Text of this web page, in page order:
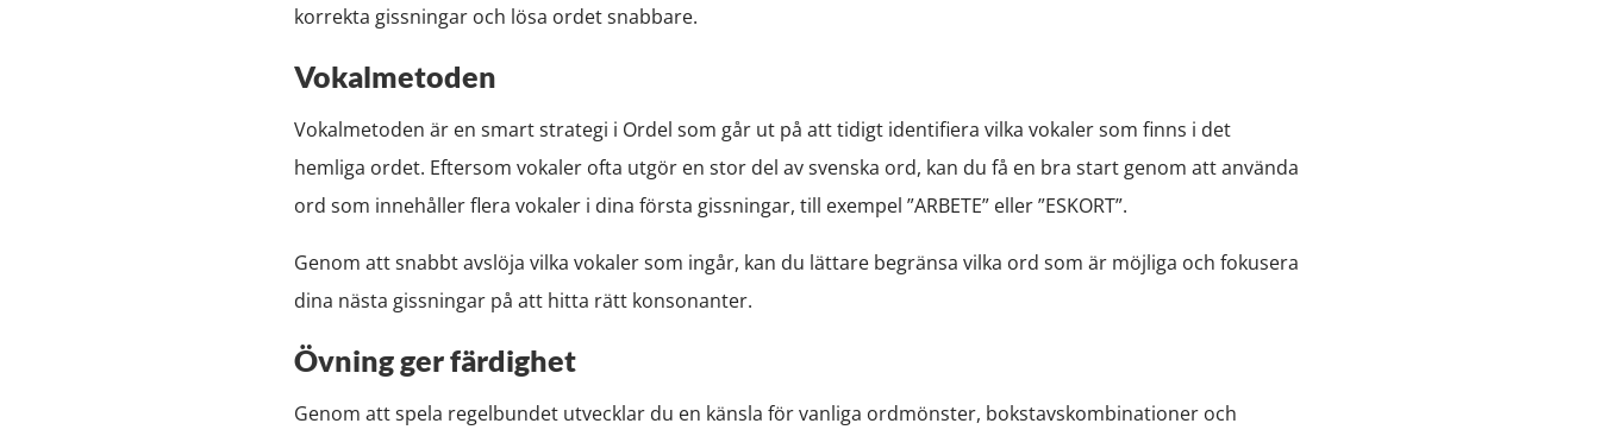
korrekta gissningar och lösa ordet snabbare.
Vokalmetoden
Vokalmetoden är en smart strategi i Ordel som går ut på att tidigt identifiera vilka vokaler som finns i det
hemliga ordet. Eftersom vokaler ofta utgör en stor del av svenska ord, kan du få en bra start genom att använda
ord som innehåller flera vokaler i dina första gissningar, till exempel ”ARBETE” eller ”ESKORT”.
Genom att snabbt avslöja vilka vokaler som ingår, kan du lättare begränsa vilka ord som är möjliga och fokusera
dina nästa gissningar på att hitta rätt konsonanter.
Övning ger färdighet
Genom att spela regelbundet utvecklar du en känsla för vanliga ordmönster, bokstavskombinationer och